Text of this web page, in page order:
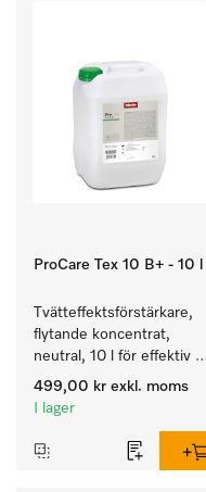
ProCare Tex 10 B+ - 10 l
Tvätteffektsförstärkare,
flytande koncentrat,
neutral, 10 l för effektiv
borttagning av fettbaserad
smuts.
499,00 kr exkl. moms
I lager